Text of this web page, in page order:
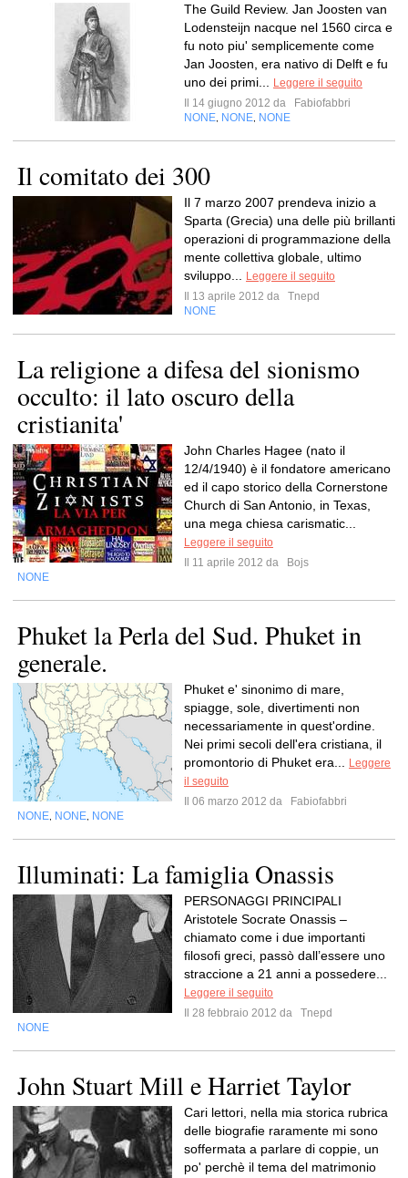
The Guild Review. Jan Joosten van
Lodensteijn nacque nel 1560 circa e
fu noto piu' semplicemente come
Jan Joosten, era nativo di Delft e fu
uno dei primi...
Leggere il seguito
Il 14 giugno 2012 da
Fabiofabbri
NONE NONE NONE
Il comitato dei 300
Il 7 marzo 2007 prendeva inizio a
Sparta (Grecia) una delle più brillanti
operazioni di programmazione della
mente collettiva globale, ultimo
sviluppo...
Leggere il seguito
Il 13 aprile 2012 da
Tnepd
NONE
La religione a difesa del sionismo
occulto: il lato oscuro della
cristianita'
John Charles Hagee (nato il
12/4/1940) è il fondatore americano
ed il capo storico della Cornerstone
Church di San Antonio, in Texas,
una mega chiesa carismatic...
Leggere il seguito
Il 11 aprile 2012 da
Bojs
NONE
Phuket la Perla del Sud. Phuket in
generale.
Phuket e' sinonimo di mare,
spiagge, sole, divertimenti non
necessariamente in quest'ordine.
Nei primi secoli dell'era cristiana, il
promontorio di Phuket era...
Leggere
il seguito
Il 06 marzo 2012 da
Fabiofabbri
NONE NONE NONE
Illuminati: La famiglia Onassis
PERSONAGGI PRINCIPALI
Aristotele Socrate Onassis –
chiamato come i due importanti
filosofi greci, passò dall’essere uno
straccione a 21 anni a possedere...
Leggere il seguito
Il 28 febbraio 2012 da
Tnepd
NONE
John Stuart Mill e Harriet Taylor
Cari lettori, nella mia storica rubrica
delle biografie raramente mi sono
soffermata a parlare di coppie, un
po' perchè il tema del matrimonio